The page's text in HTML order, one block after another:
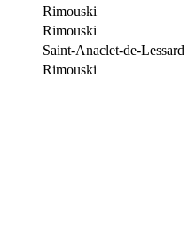
Rimouski
Rimouski
Saint-Anaclet-de-Lessard
Rimouski